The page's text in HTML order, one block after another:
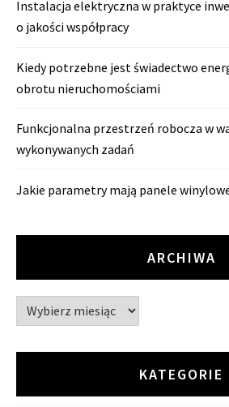
Instalacja elektryczna w praktyce
o jakości współpracy
Kiedy potrzebne jest świadectwo
obrotu nieruchomościami
Funkcjonalna przestrzeń robocza w
wykonywanych zadań
Jakie parametry mają panele
ARCHIWA
Archiwa
KATEGORIE